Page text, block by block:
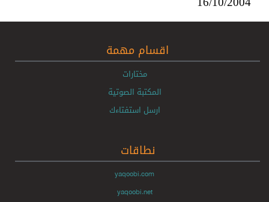
اقسام مهمة
مختارات
المكتبة الصوتية
ارسل استفتاءك
نطاقات
yaqoobi.com
yaqoobi.net